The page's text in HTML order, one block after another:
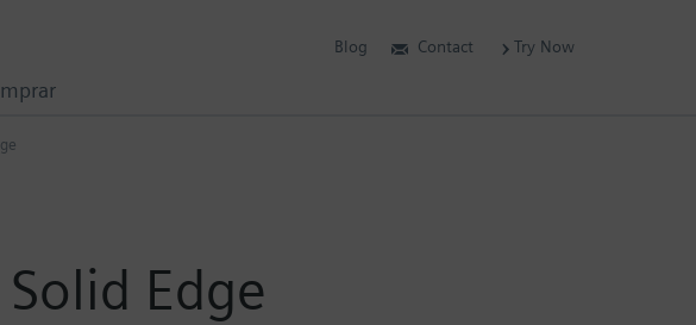
Edge
Blog Contact Try Now